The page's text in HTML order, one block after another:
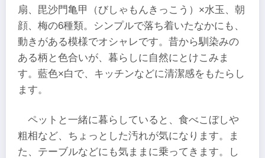
扇、毘沙門亀甲（びしゃもんきっこう）×水玉、朝
顔、梅の6種類。シンプルで落ち着いたなかにも、
動きがある模様でオシャレです。昔から馴染みの
ある柄と色合いが、暮らしに自然にとけこみま
す。藍色×白で、キッチンなどに清潔感をもたらし
ます。
ペットと一緒に暮らしていると、食べこぼしや
粗相など、ちょっとした汚れが気になります。ま
た、テーブルなどにも気ままに乗ってきます。し